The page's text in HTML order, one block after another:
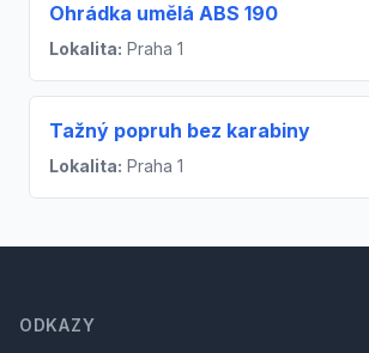
Ohrádka umělá ABS 190
Lokalita: Praha 1
Tažný popruh bez karabiny
Lokalita: Praha 1
ODKAZY